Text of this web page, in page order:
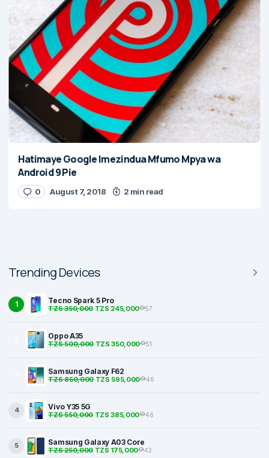
Hatimaye Google Imezindua Mfumo Mpya wa
Android 9 Pie
0 August 7, 2018 2 min read
Trending Devices
1 Tecno Spark 5 Pro
TZS 350,000TZS 245,000 57
Oppo A35
TZS 500,000TZS 350,000 51
Samsung Galaxy F62
TZS 850,000TZS 595,000 46
4 Vivo Y35 5G
TZS 550,000TZS 385,000 46
5 Samsung Galaxy A03 Core
TZS 250,000TZS 175,000 42